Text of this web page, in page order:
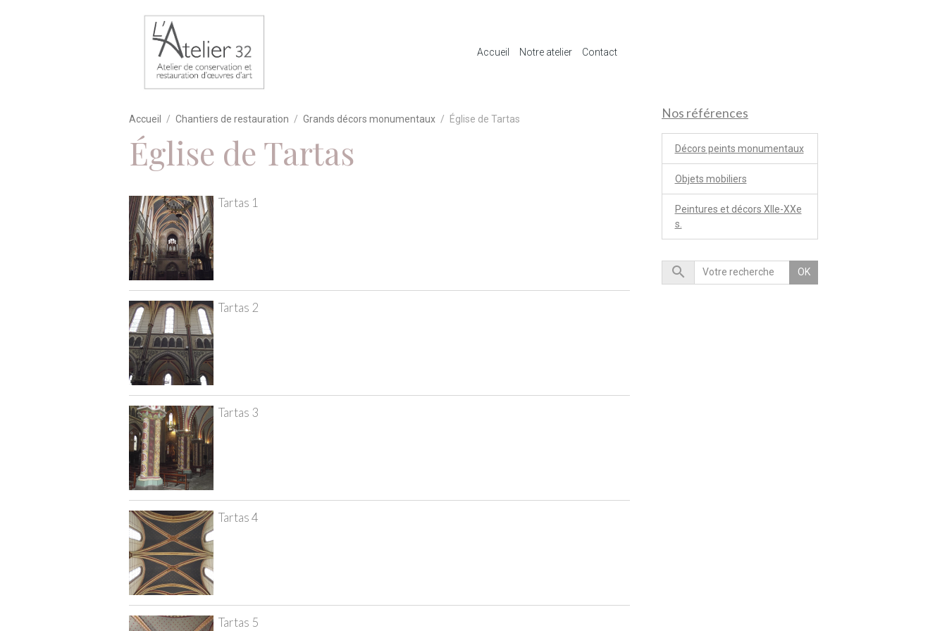
Accueil Notre atelier Contact
Accueil Chantiers de restauration Grands décors monumentaux Église de Tartas
Église de Tartas
Tartas 1
Tartas 2
Tartas 3
Tartas 4
Tartas 5
Nos références
Décors peints monumentaux
Objets mobiliers
Peintures et décors XIIe-XXe
s.
OK